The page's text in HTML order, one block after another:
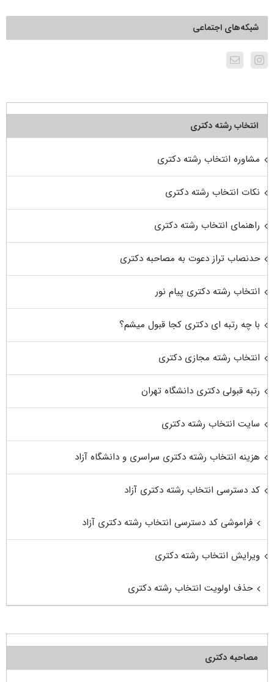
شبکه‌های اجتماعی
انتخاب رشته دکتری
مشاوره انتخاب رشته دکتری
نکات انتخاب رشته دکتری
راهنمای انتخاب رشته دکتری
حدنصاب تراز دعوت به مصاحبه دکتری
انتخاب رشته دکتری پیام نور
با چه رتبه ای دکتری کجا قبول میشم؟
انتخاب رشته مجازی دکتری
رتبه قبولی دکتری دانشگاه تهران
سایت انتخاب رشته دکتری
هزینه انتخاب رشته دکتری سراسری و دانشگاه آزاد
کد دسترسی انتخاب رشته دکتری آزاد
فراموشی کد دسترسی انتخاب رشته دکتری آزاد
ویرایش انتخاب رشته دکتری
حذف اولویت انتخاب رشته دکتری
مصاحبه دکتری